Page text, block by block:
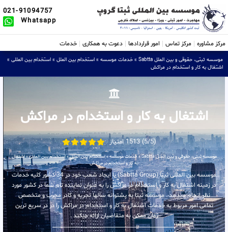
021-91094757
Whatsapp
مرکز مشاوره مرکز تماس امور قراردادها دعوت به همکاری خدمات
موسسه ثبتی، حقوقی و بین الملل Sabtta » خدمات موسسه » استخدام بین الملل » استخدام بین المللی »
اشتغال به کار و استخدام در مراکش
اشتغال به کار و استخدام در مراکش
(5/5) 1513 امتیاز
موسسه ثبتی، حقوقی و بین الملل Sabtta »خدمات موسسه»استخدام بین الملل»استخدام بین المللی»اشتغال
به کار و استخدام در مراکش
موسسه بین المللی ثبتا (Sabtta Group) با ایجاد شعب خود در 34 کشور کلیه خدمات
در زمینه اشتغال به کار و استخدام در مراکش را به عنوان نماینده تام شما در کشور مورد
نظر انجام میدهد . موسسه ثبتا به پشتوانه سالها تجربه و کادر مجرب و متخصص
تمامی امور مربوط به خدمات اشتغال به کار و استخدام در مراکش را در در سریع ترین
زمان ممکن به متقاضیان ارائه میکند .